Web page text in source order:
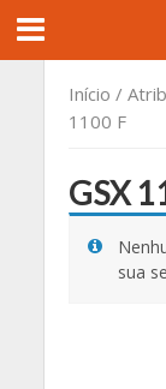
Início /
1100 F
GSX
sua